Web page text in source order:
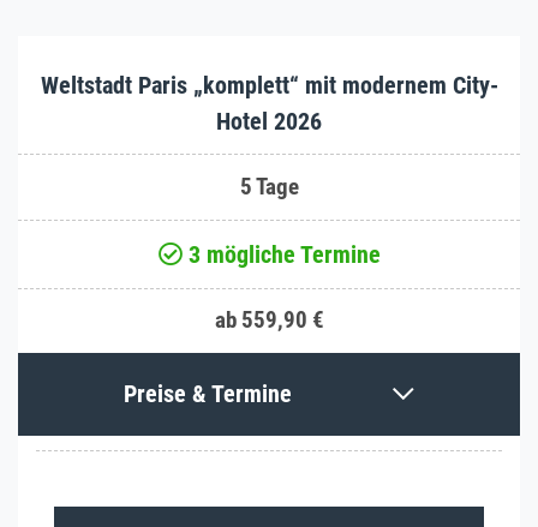
Weltstadt Paris „komplett“ mit modernem City-
Hotel 2026
5 Tage
3 mögliche Termine
ab 559,90 €
Preise & Termine